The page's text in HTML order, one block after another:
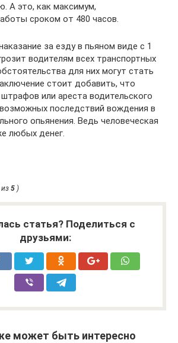
А это, как максимум,
сроком от 480 часов.
за езду в пьяном виде с 1
водителям всех транспортных
для них могут стать
стоит добавить, что
или ареста водительского
последствий вождения в
опьянения. Ведь человеческая
любых денег.
из 5 )
статья? Поделиться с
друзьями:
может быть интересно